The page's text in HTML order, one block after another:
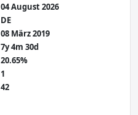
04 August 2026
DE
08 März 2019
7y 4m 30d
20.65%
1
42